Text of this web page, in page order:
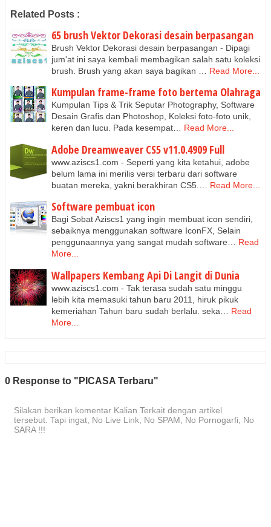
Related Posts :
65 brush Vektor Dekorasi desain berpasangan
Brush Vektor Dekorasi desain berpasangan - Dipagi
jum'at ini saya kembali membagikan salah satu koleksi
brush. Brush yang akan saya bagikan …
Read More...
Kumpulan frame-frame foto bertema Olahraga
Kumpulan Tips & Trik Seputar Photography, Software
Desain Grafis dan Photoshop, Koleksi foto-foto unik,
keren dan lucu. Pada kesempat…
Read More...
Adobe Dreamweaver CS5 v11.0.4909 Full
www.aziscs1.com - Seperti yang kita ketahui, adobe
belum lama ini merilis versi terbaru dari software
buatan mereka, yakni berakhiran CS5.…
Read More...
Software pembuat icon
Bagi Sobat Aziscs1 yang ingin membuat icon sendiri,
sebaiknya menggunakan software IconFX, Selain
penggunaannya yang sangat mudah software…
Read
More...
Wallpapers Kembang Api Di Langit di Dunia
www.aziscs1.com - Tak terasa sudah satu minggu
lebih kita memasuki tahun baru 2011, hiruk pikuk
kemeriahan Tahun baru sudah berlalu. seka…
Read
More...
0 Response to "PICASA Terbaru"
Silakan berikan komentar Kalian Terkait dengan artikel
tersebut. Tapi ingat, No Live Link, No SPAM, No Pornogarfi, No
SARA !!!